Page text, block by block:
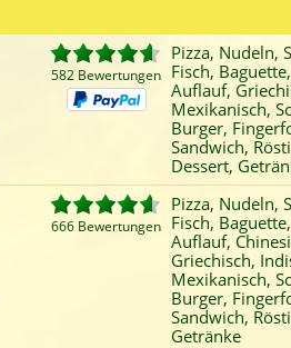
Das
Der
Testshop
Styles
Kontakt
Sortierung:
Bewertung
Rabatt
Onlinezahlung
Pizza
Nudeln
Baguette
Kartoffeln
Auflauf
Reisgerichte
Chinesisch
582 Bewertungen
Pizza, Nudeln,
Fisch,
Auflauf,
Mexikanisch,
Burger,
Sandwich,
Dessert,
666 Bewertungen
Pizza, Nudeln,
Fisch,
Auflauf,
Griechisch,
Mexikanisch,
Burger,
Sandwich,
Getränke